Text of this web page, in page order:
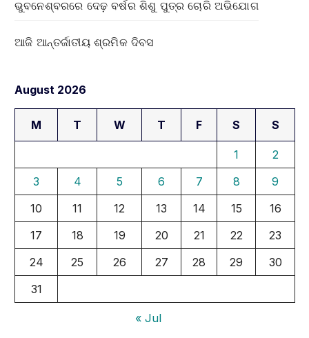
ଭୁବନେଶ୍ବରରେ ଦେଢ଼ ବର୍ଷର ଶିଶୁ ପୁତ୍ର ଚୋରି ଅଭିଯୋଗ
ଆଜି ଆନ୍ତର୍ଜାତୀୟ ଶ୍ରମିକ ଦିବସ
August 2026
M T W T F S S
1
2
3
4 5 6 7 8
9
10
11 12 13 14 15
16
17
18 19 20 21 22
23
24
25 26 27 28 29
30
31
« Jul